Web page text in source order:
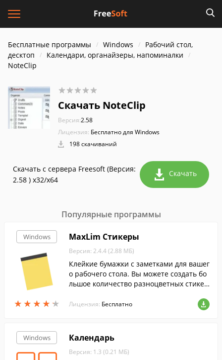
Бесплатные программы Windows
Рабочий стол,
десктоп
Календари, органайзеры, напоминалки
NoteClip
Скачать NoteClip
Версия:2.58
Лицензия: Бесплатно для Windows
198 скачиваний
Скачать с сервера Freesoft (Версия:
2.58 ) x32/x64
Скачать
Популярные программы
Windows
★ ★ ★ ★ ★
★ ★ ★ ★ ★
MaxLim Стикеры
Версия: 2.4.4 (2.88 МБ)
Клейкие бумажки с заметками для вашег
о рабочего стола. Вы можете создать бо
льшое количество разноцветных стикер
екст стикеров сохраняется автоматичес
Лицензия: Бесплатно
Windows Календарь
Версия: 1.3 (0.21 МБ)